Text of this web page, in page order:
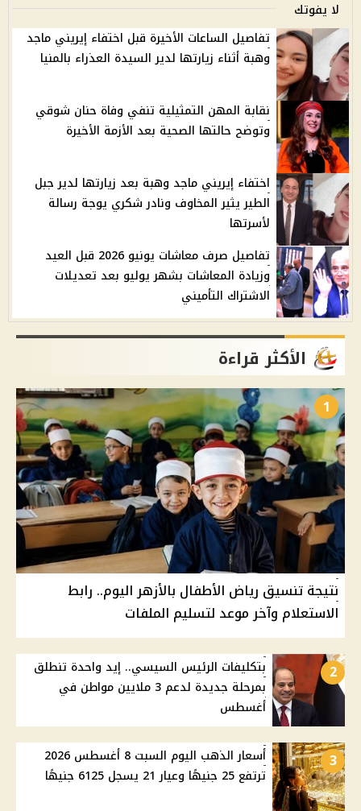
لا يفوتك
تفاصيل الساعات الأخيرة قبل اختفاء إيريني ماجد
وهبة أثناء زيارتها لدير السيدة العذراء بالمنيا
نقابة المهن التمثيلية تنفي وفاة حنان شوقي
وتوضح حالتها الصحية بعد الأزمة الأخيرة
اختفاء إيريني ماجد وهبة بعد زيارتها لدير جبل
الطير يثير المخاوف ونادر شكري يوجة رسالة
لأسرتها
تفاصيل صرف معاشات يونيو 2026 قبل العيد
وزيادة المعاشات بشهر يوليو بعد تعديلات
الاشتراك التأميني
الأكثر قراءة
1
نتيجة تنسيق رياض الأطفال بالأزهر اليوم.. رابط
الاستعلام وآخر موعد لتسليم الملفات
2
بتكليفات الرئيس السيسي.. إيد واحدة تنطلق
بمرحلة جديدة لدعم 3 ملايين مواطن في
أغسطس
3
أسعار الذهب اليوم السبت 8 أغسطس 2026
ترتفع 25 جنيهًا وعيار 21 يسجل 6125 جنيهًا